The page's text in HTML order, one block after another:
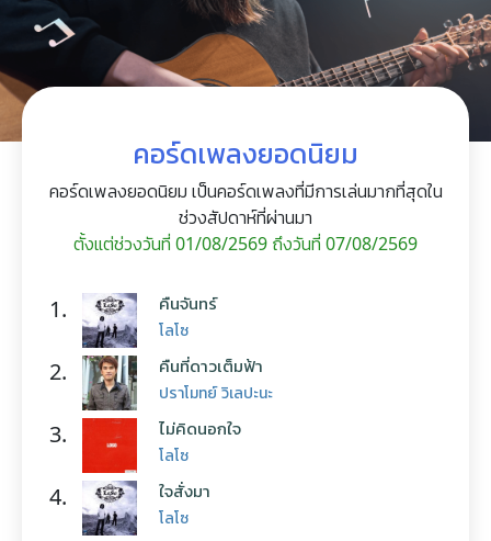
คอร์ดเพลงยอดนิยม
คอร์ดเพลงยอดนิยม เป็นคอร์ดเพลงที่มีการเล่นมากที่สุดใน
ช่วงสัปดาห์ที่ผ่านมา
ตั้งแต่ช่วงวันที่ 01/08/2569 ถึงวันที่ 07/08/2569
1. คืนจันทร์
โลโซ
2. คืนที่ดาวเต็มฟ้า
ปราโมทย์ วิเลปะนะ
3. ไม่คิดนอกใจ
โลโซ
4. ใจสั่งมา
โลโซ